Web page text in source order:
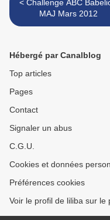
< Challenge ABC Babelio -
MAJ Mars 2012
Hébergé par Canalblog
Top articles
Pages
Contact
Signaler un abus
C.G.U.
Cookies et données
Préférences cookies
Voir le profil de liliba sur le